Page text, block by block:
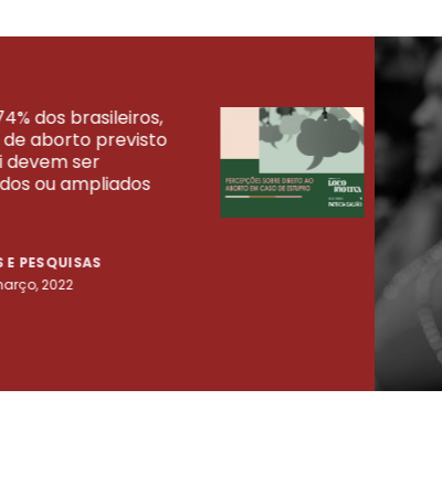
dos brasileiros,
de aborto previsto
devem ser
ou ampliados
E PESQUISAS
2022
23